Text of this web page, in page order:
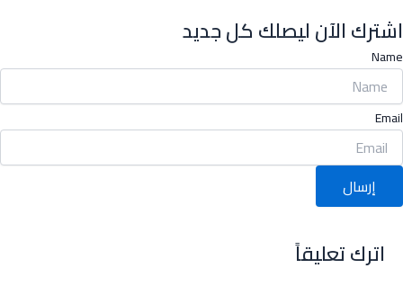
اشترك الآن ليصلك كل جديد
Name
Email
إرسال
اترك تعليقاً